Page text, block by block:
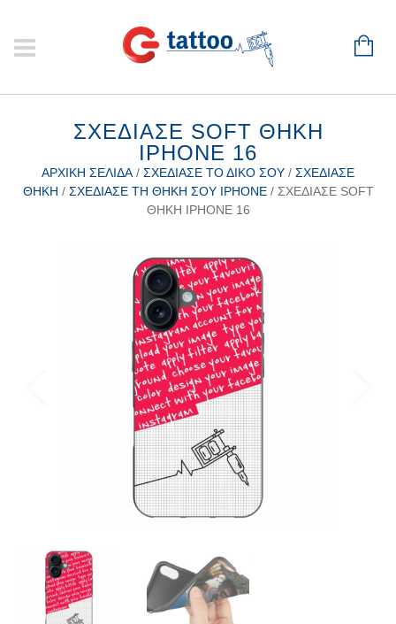
ΣΧΕΔΊΑΣΕ SOFT ΘΉΚΗ
IPHONE 16
ΑΡΧΙΚΉ ΣΕΛΊΔΑ / ΣΧΕΔΊΑΣΕ ΤΟ ΔΙΚΌ ΣΟΥ / ΣΧΕΔΊΑΣΕ
ΘΉΚΗ / ΣΧΕΔΊΑΣΕ ΤΗ ΘΉΚΗ ΣΟΥ IPHONE/ ΣΧΕΔΊΑΣΕ SOFT
ΘΉΚΗ IPHONE 16